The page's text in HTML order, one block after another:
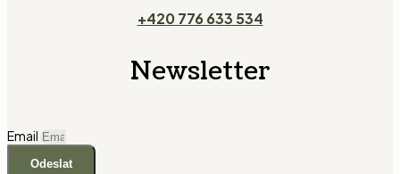
+420 776 633 534
Newsletter
Email
Odeslat